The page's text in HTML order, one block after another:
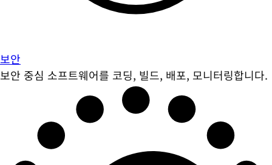
보안
보안 중심 소프트웨어를 코딩, 빌드, 배포, 모니터링합니다.